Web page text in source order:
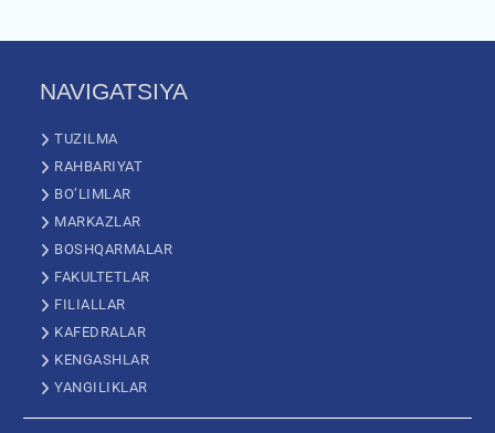
NAVIGATSIYA
TUZILMA
RAHBARIYAT
BO’LIMLAR
MARKAZLAR
BOSHQARMALAR
FAKULTETLAR
FILIALLAR
KAFEDRALAR
KENGASHLAR
YANGILIKLAR